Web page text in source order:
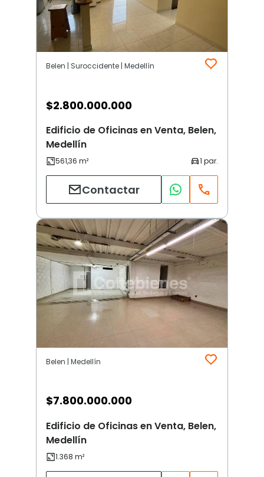
Belen | Suroccidente | Medellín
$2.800.000.000
Edificio de Oficinas en Venta, Belen,
Medellín
Contactar
Belen | Medellín
$7.800.000.000
Edificio de Oficinas en Venta, Belen,
Medellín